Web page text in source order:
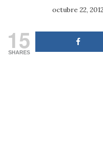
octubre 22,
15
SHARES